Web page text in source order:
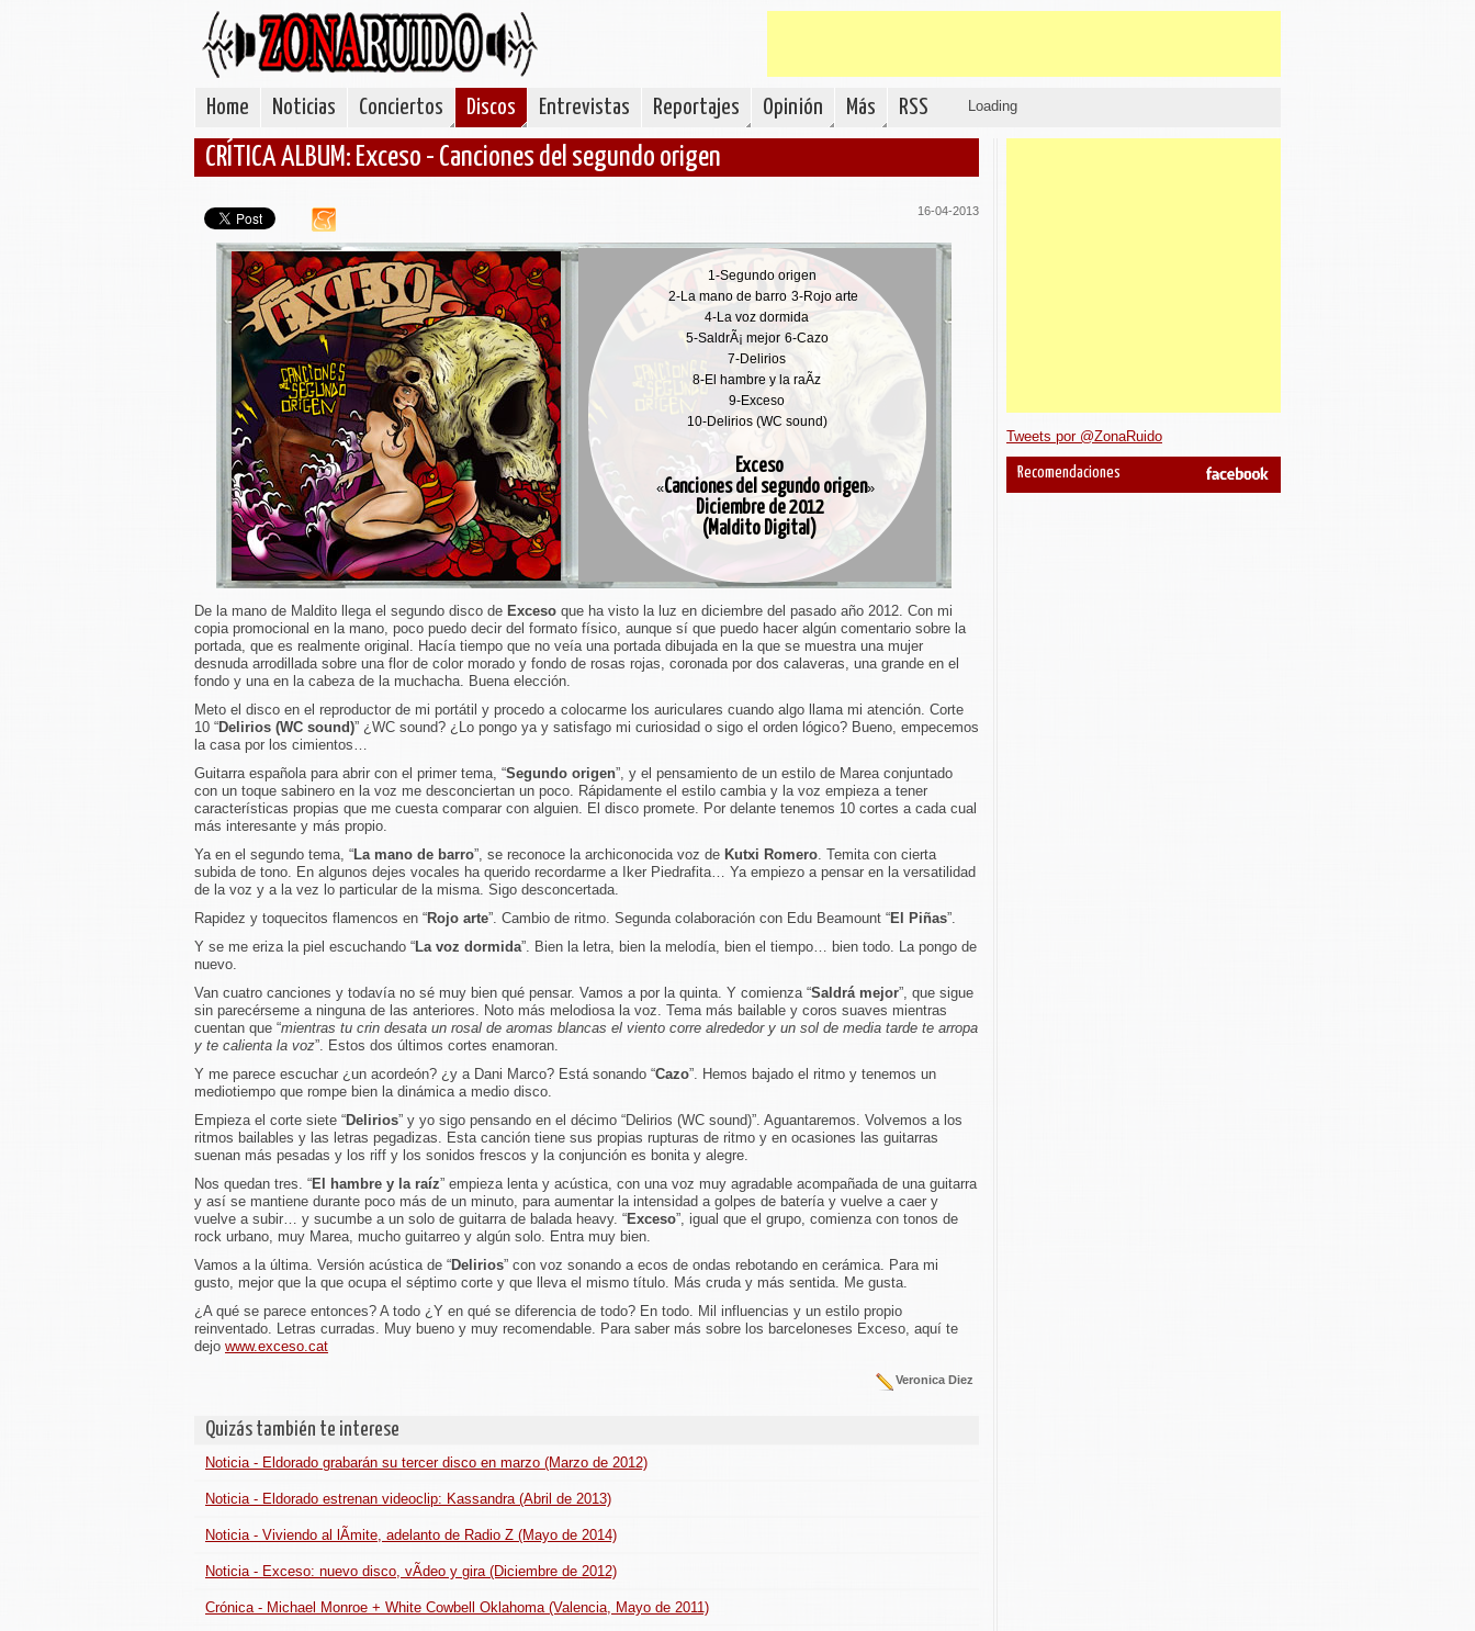
Home Noticias Conciertos Discos Entrevistas Reportajes Opinión Más RSS Loading
CRÍTICA ALBUM: Exceso - Canciones del segundo origen
16-04-2013
1-Segundo origen
2-La mano de barro 3-Rojo arte
4-La voz dormida
5-SaldrÃ¡ mejor 6-Cazo
7-Delirios
8-El hambre y la raÃ­z
9-Exceso
10-Delirios (WC sound)
Exceso
«Canciones del segundo origen»
Diciembre de 2012
(Maldito Digital)
De la mano de Maldito llega el segundo disco de Exceso que ha visto la luz en diciembre del pasado año 2012. Con mi
copia promocional en la mano, poco puedo decir del formato físico, aunque sí que puedo hacer algún comentario sobre la
portada, que es realmente original. Hacía tiempo que no veía una portada dibujada en la que se muestra una mujer
desnuda arrodillada sobre una flor de color morado y fondo de rosas rojas, coronada por dos calaveras, una grande en el
fondo y una en la cabeza de la muchacha. Buena elección.
Meto el disco en el reproductor de mi portátil y procedo a colocarme los auriculares cuando algo llama mi atención. Corte
10 “Delirios (WC sound)” ¿WC sound? ¿Lo pongo ya y satisfago mi curiosidad o sigo el orden lógico? Bueno, empecemos
la casa por los cimientos…
Guitarra española para abrir con el primer tema, “Segundo origen”, y el pensamiento de un estilo de Marea conjuntado
con un toque sabinero en la voz me desconciertan un poco. Rápidamente el estilo cambia y la voz empieza a tener
características propias que me cuesta comparar con alguien. El disco promete. Por delante tenemos 10 cortes a cada cual
más interesante y más propio.
Ya en el segundo tema, “La mano de barro”, se reconoce la archiconocida voz de Kutxi Romero. Temita con cierta
subida de tono. En algunos dejes vocales ha querido recordarme a Iker Piedrafita… Ya empiezo a pensar en la versatilidad
de la voz y a la vez lo particular de la misma. Sigo desconcertada.
Rapidez y toquecitos flamencos en “Rojo arte”. Cambio de ritmo. Segunda colaboración con Edu Beamount “El Piñas”.
Y se me eriza la piel escuchando “La voz dormida”. Bien la letra, bien la melodía, bien el tiempo… bien todo. La pongo de
nuevo.
Van cuatro canciones y todavía no sé muy bien qué pensar. Vamos a por la quinta. Y comienza “Saldrá mejor”, que sigue
sin parecérseme a ninguna de las anteriores. Noto más melodiosa la voz. Tema más bailable y coros suaves mientras
cuentan que “mientras tu crin desata un rosal de aromas blancas el viento corre alrededor y un sol de media tarde te arropa
y te calienta la voz”. Estos dos últimos cortes enamoran.
Y me parece escuchar ¿un acordeón? ¿y a Dani Marco? Está sonando “Cazo”. Hemos bajado el ritmo y tenemos un
mediotiempo que rompe bien la dinámica a medio disco.
Empieza el corte siete “Delirios” y yo sigo pensando en el décimo “Delirios (WC sound)”. Aguantaremos. Volvemos a los
ritmos bailables y las letras pegadizas. Esta canción tiene sus propias rupturas de ritmo y en ocasiones las guitarras
suenan más pesadas y los riff y los sonidos frescos y la conjunción es bonita y alegre.
Nos quedan tres. “El hambre y la raíz” empieza lenta y acústica, con una voz muy agradable acompañada de una guitarra
y así se mantiene durante poco más de un minuto, para aumentar la intensidad a golpes de batería y vuelve a caer y
vuelve a subir… y sucumbe a un solo de guitarra de balada heavy. “Exceso”, igual que el grupo, comienza con tonos de
rock urbano, muy Marea, mucho guitarreo y algún solo. Entra muy bien.
Vamos a la última. Versión acústica de “Delirios” con voz sonando a ecos de ondas rebotando en cerámica. Para mi
gusto, mejor que la que ocupa el séptimo corte y que lleva el mismo título. Más cruda y más sentida. Me gusta.
¿A qué se parece entonces? A todo ¿Y en qué se diferencia de todo? En todo. Mil influencias y un estilo propio
reinventado. Letras curradas. Muy bueno y muy recomendable. Para saber más sobre los barceloneses Exceso, aquí te
dejo www.exceso.cat
Veronica Diez
Quizás también te interese
Noticia - Eldorado grabarán su tercer disco en marzo (Marzo de 2012)
Noticia - Eldorado estrenan videoclip: Kassandra (Abril de 2013)
Noticia - Viviendo al lÃ­mite, adelanto de Radio Z (Mayo de 2014)
Noticia - Exceso: nuevo disco, vÃ­deo y gira (Diciembre de 2012)
Crónica - Michael Monroe + White Cowbell Oklahoma (Valencia, Mayo de 2011)
Tweets por @ZonaRuido
Recomendaciones